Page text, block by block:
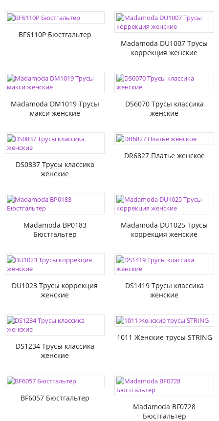
BF6110P Бюстгальтер
Madamoda DU1007 Трусы
коррекция женские
Madamoda DM1019 Трусы
макси женские
DS6070 Трусы классика
женские
DS0837 Трусы классика
женские
DR6827 Платье женское
Madamoda BP0183
Бюстгальтер
Madamoda DU1025 Трусы
коррекция женские
DU1023 Трусы коррекция
женские
DS1419 Трусы классика
женские
DS1234 Трусы классика
женские
1011 Женские трусы STRING
BF6057 Бюстгальтер
Madamoda BF0728
Бюстгальтер